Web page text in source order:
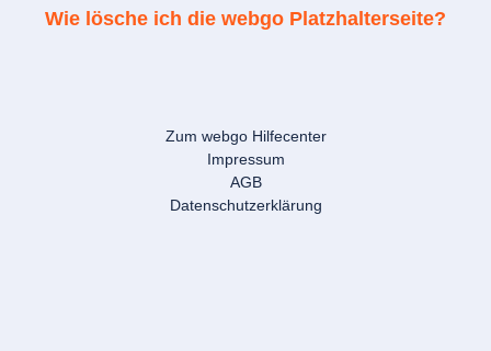
Wie lösche ich die webgo Platzhalterseite?
Zum webgo Hilfecenter
Impressum
AGB
Datenschutzerklärung